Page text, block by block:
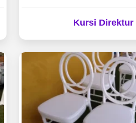
Kursi Direktur